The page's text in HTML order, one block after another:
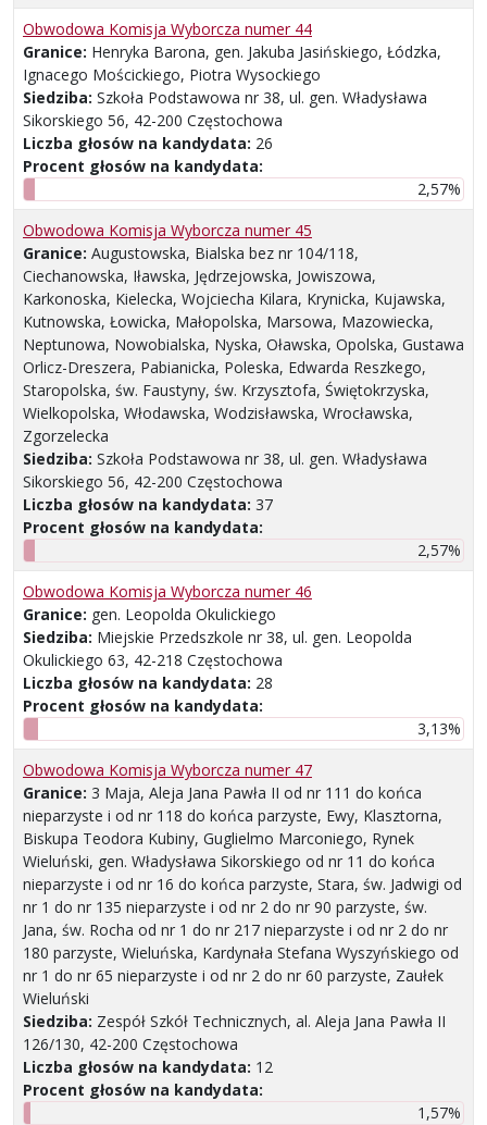
Obwodowa Komisja Wyborcza numer 44
Granice: Henryka Barona, gen. Jakuba Jasińskiego, Łódzka,
Ignacego Mościckiego, Piotra Wysockiego
Siedziba: Szkoła Podstawowa nr 38, ul. gen. Władysława
Sikorskiego 56, 42-200 Częstochowa
Liczba głosów na kandydata: 26
Procent głosów na kandydata:
2,57%
Obwodowa Komisja Wyborcza numer 45
Granice: Augustowska, Bialska bez nr 104/118,
Ciechanowska, Iławska, Jędrzejowska, Jowiszowa,
Karkonoska, Kielecka, Wojciecha Kilara, Krynicka, Kujawska,
Kutnowska, Łowicka, Małopolska, Marsowa, Mazowiecka,
Neptunowa, Nowobialska, Nyska, Oławska, Opolska, Gustawa
Orlicz-Dreszera, Pabianicka, Poleska, Edwarda Reszkego,
Staropolska, św. Faustyny, św. Krzysztofa, Świętokrzyska,
Wielkopolska, Włodawska, Wodzisławska, Wrocławska,
Zgorzelecka
Siedziba: Szkoła Podstawowa nr 38, ul. gen. Władysława
Sikorskiego 56, 42-200 Częstochowa
Liczba głosów na kandydata: 37
Procent głosów na kandydata:
2,57%
Obwodowa Komisja Wyborcza numer 46
Granice: gen. Leopolda Okulickiego
Siedziba: Miejskie Przedszkole nr 38, ul. gen. Leopolda
Okulickiego 63, 42-218 Częstochowa
Liczba głosów na kandydata: 28
Procent głosów na kandydata:
3,13%
Obwodowa Komisja Wyborcza numer 47
Granice: 3 Maja, Aleja Jana Pawła II od nr 111 do końca
nieparzyste i od nr 118 do końca parzyste, Ewy, Klasztorna,
Biskupa Teodora Kubiny, Guglielmo Marconiego, Rynek
Wieluński, gen. Władysława Sikorskiego od nr 11 do końca
nieparzyste i od nr 16 do końca parzyste, Stara, św. Jadwigi od
nr 1 do nr 135 nieparzyste i od nr 2 do nr 90 parzyste, św.
Jana, św. Rocha od nr 1 do nr 217 nieparzyste i od nr 2 do nr
180 parzyste, Wieluńska, Kardynała Stefana Wyszyńskiego od
nr 1 do nr 65 nieparzyste i od nr 2 do nr 60 parzyste, Zaułek
Wieluński
Siedziba: Zespół Szkół Technicznych, al. Aleja Jana Pawła II
126/130, 42-200 Częstochowa
Liczba głosów na kandydata: 12
Procent głosów na kandydata:
1,57%